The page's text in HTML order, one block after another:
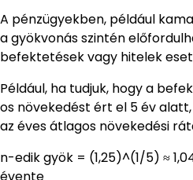
A pénzügyekben, például
a gyökvonás szintén
befektetések vagy hitelek
Például, ha tudjuk, hogy a
os növekedést ért el 5 év
az éves átlagos növekedési
n-edik gyök = (1,25)^(1/5) ≈